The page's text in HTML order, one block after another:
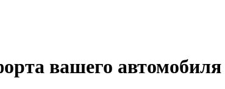
вашего автомобиля